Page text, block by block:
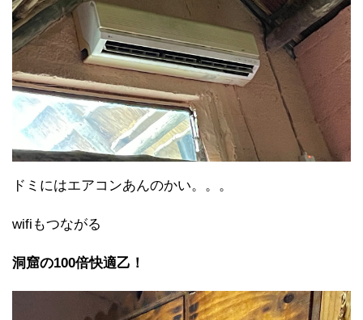
ドミにはエアコンあんのかい。。。
wifiもつながる
洞窟の100倍快適乙！